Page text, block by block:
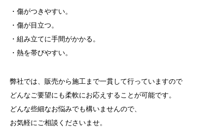
・傷がつきやすい。
・傷が目立つ。
・組み立てに手間がかかる。
・熱を帯びやすい。
弊社では、販売から施工まで一貫して行っていますので
どんなご要望にも柔軟にお応えすることが可能です。
どんな些細なお悩みでも構いませんので、
お気軽にご相談くださいませ。